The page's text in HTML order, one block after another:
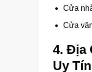
Cửa
Cửa
4. Địa
Uy